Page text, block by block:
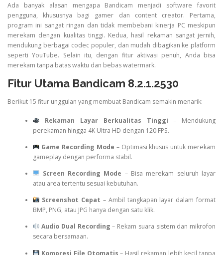
Ada banyak alasan mengapa Bandicam menjadi software favorit
pengguna, khususnya bagi gamer dan content creator. Pertama,
program ini sangat ringan dan tidak membebani kinerja PC meskipun
merekam dengan kualitas tinggi. Kedua, hasil rekaman sangat jernih,
mendukung berbagai codec populer, dan mudah dibagikan ke platform
seperti YouTube. Selain itu, dengan fitur aktivasi penuh, Anda bisa
merekam tanpa batas waktu dan bebas watermark.
Fitur Utama Bandicam 8.2.1.2530
Berikut 15 fitur unggulan yang membuat Bandicam semakin menarik:
Rekaman Layar Berkualitas Tinggi – Mendukung
perekaman hingga 4K Ultra HD dengan 120 FPS.
Game Recording Mode – Optimasi khusus untuk merekam
gameplay dengan performa stabil.
Screen Recording Mode – Bisa merekam seluruh layar
atau area tertentu sesuai kebutuhan.
Screenshot Cepat – Ambil tangkapan layar dalam format
BMP, PNG, atau JPG hanya dengan satu klik.
Audio Dual Recording – Rekam suara sistem dan mikrofon
secara bersamaan.
Kompresi File Otomatis – Hasil rekaman lebih kecil tanpa